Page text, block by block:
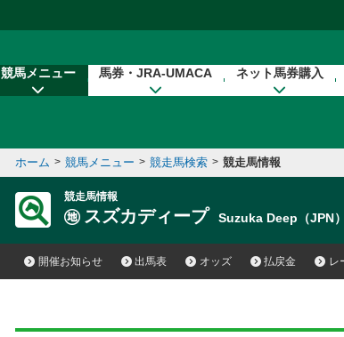
競馬メニュー 馬券・JRA-UMACA ネット馬券購入
ホーム > 競馬メニュー > 競走馬検索 > 競走馬情報
競走馬情報
スズカディープ Suzuka Deep（JPN）
開催お知らせ 出馬表 オッズ 払戻金 レ